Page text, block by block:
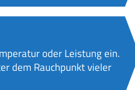
oder Leistung ein.
dem Rauchpunkt vieler